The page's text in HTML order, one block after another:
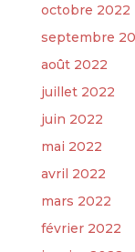
octobre 2022
septembre
août 2022
juillet 2022
juin 2022
mai 2022
avril 2022
mars 2022
février 2022